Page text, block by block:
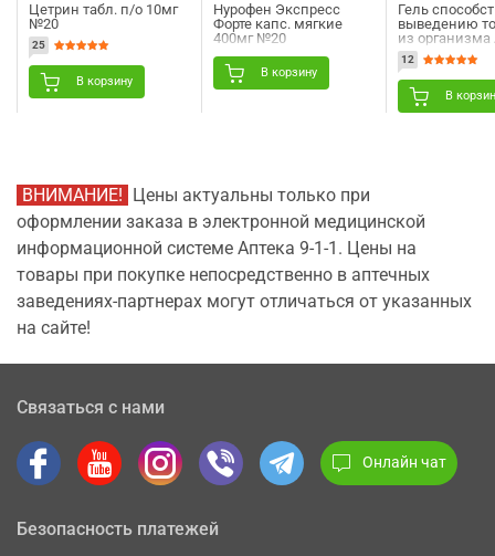
Цетрин табл. п/о 10мг
№20
25
В корзину
Нурофен Экспресс
Форте капс. мягкие
400мг №20
В корзину
Гель
выведению
из организма
для
применения
по 20 г 20 шт
12
В
ВНИМАНИЕ! Цены актуальны только при
оформлении заказа в электронной медицинской
информационной системе Аптека 9-1-1. Цены на
товары при покупке непосредственно в аптечных
заведениях-партнерах могут отличаться от указанных
на сайте!
Связаться с нами
Онлайн чат
Безопасность платежей